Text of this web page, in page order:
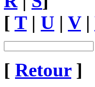
[ T| U | V|
[ Retour]